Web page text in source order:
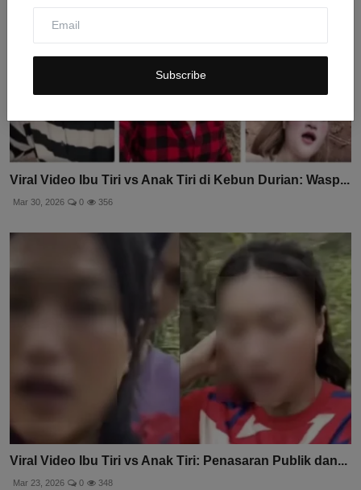
Subscribe
Viral Video Ibu Tiri vs Anak Tiri di Kebun Durian: Wasp...
Mar 30, 2026 0 356
Viral Video Ibu Tiri vs Anak Tiri: Penasaran Publik dan...
Mar 23, 2026 0 348